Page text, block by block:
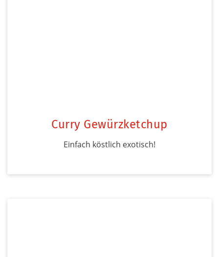
Curry Gewürzketchup
Einfach köstlich exotisch!